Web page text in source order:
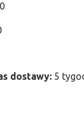
dostawy: 5